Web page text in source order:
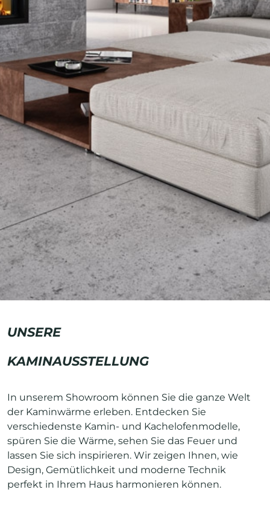
UNSERE
KAMINAUSSTELLUNG
In unserem Showroom können Sie die ganze Welt
der Kaminwärme erleben. Entdecken Sie
verschiedenste Kamin- und Kachelofenmodelle,
spüren Sie die Wärme, sehen Sie das Feuer und
lassen Sie sich inspirieren. Wir zeigen Ihnen, wie
Design, Gemütlichkeit und moderne Technik
perfekt in Ihrem Haus harmonieren können.